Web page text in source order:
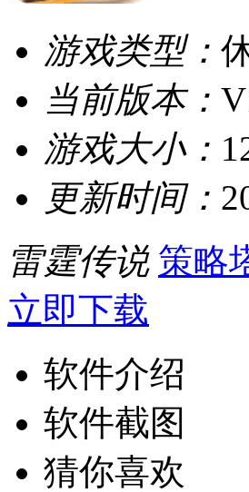
游戏类型：
当前版本：
游戏大小：
更新时间：
雷霆传说 策略
立即下载
软件介绍
软件截图
猜你喜欢